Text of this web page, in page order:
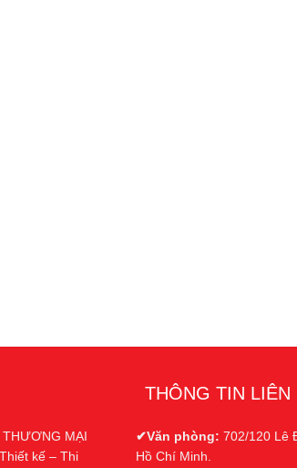
THƯƠNG MẠI
kế – Thi
THÔNG TIN LIÊN
✔Văn phòng: 702/120 Lê
Hồ Chí Minh.